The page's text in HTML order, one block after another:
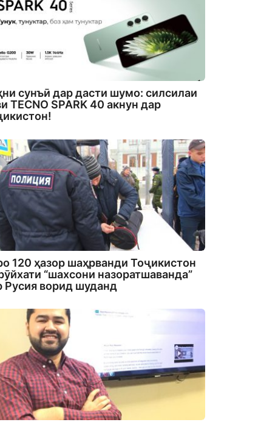
сунъӣ дар дасти шумо: силсилаи
TECNO SPARK 40 акнун дар
120 ҳазор шаҳрванди Тоҷикистон
“шахсони назоратшаванда”
Русия ворид шуданд